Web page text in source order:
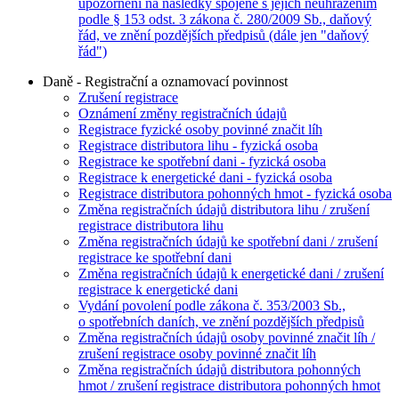
upozornění na následky spojené s jejich neuhrazením
podle § 153 odst. 3 zákona č. 280/2009 Sb., daňový
řád, ve znění pozdějších předpisů (dále jen "daňový
řád")
Daně - Registrační a oznamovací povinnost
Zrušení registrace
Oznámení změny registračních údajů
Registrace fyzické osoby povinné značit líh
Registrace distributora lihu - fyzická osoba
Registrace ke spotřební dani - fyzická osoba
Registrace k energetické dani - fyzická osoba
Registrace distributora pohonných hmot - fyzická osoba
Změna registračních údajů distributora lihu / zrušení
registrace distributora lihu
Změna registračních údajů ke spotřební dani / zrušení
registrace ke spotřební dani
Změna registračních údajů k energetické dani / zrušení
registrace k energetické dani
Vydání povolení podle zákona č. 353/2003 Sb.,
o spotřebních daních, ve znění pozdějších předpisů
Změna registračních údajů osoby povinné značit líh /
zrušení registrace osoby povinné značit líh
Změna registračních údajů distributora pohonných
hmot / zrušení registrace distributora pohonných hmot